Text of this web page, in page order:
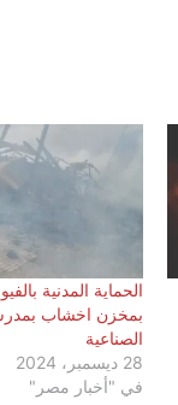
الحماية المدنية
بمخزن اخشاب
الصناعية
28 ديسمبر، 2024
في "أخبار مصر"